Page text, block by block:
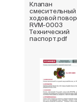
Клапан
смесительный
ходовой
RVM-0003
Технический
паспорт.pdf